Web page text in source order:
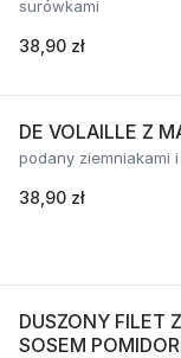
surówkami
38,90 zł
DE VOLAILLE Z
podany ziemniakami
38,90 zł
DUSZONY FILET
SOSEM